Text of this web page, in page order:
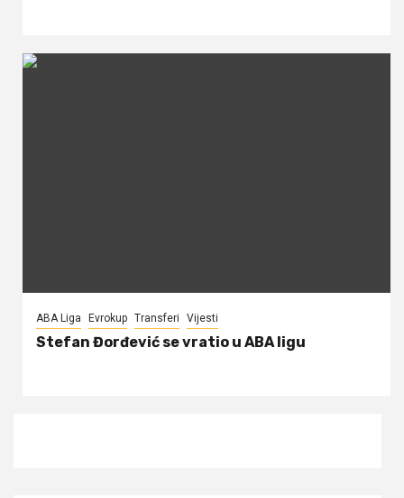
ABA Liga Evrokup Transferi Vijesti
Stefan Đorđević se vratio u ABA ligu